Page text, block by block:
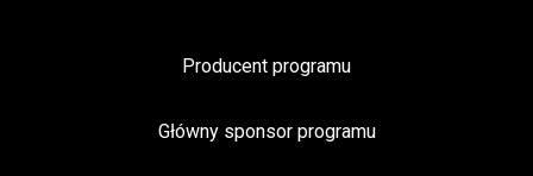
Producent programu
Główny sponsor programu